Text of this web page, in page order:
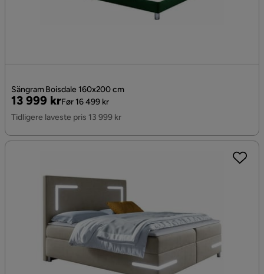
Sängram Boisdale 160x200 cm
Pris
13 999 kr
Original
Pris
Før 16 499 kr
Tidligere laveste pris 13 999 kr